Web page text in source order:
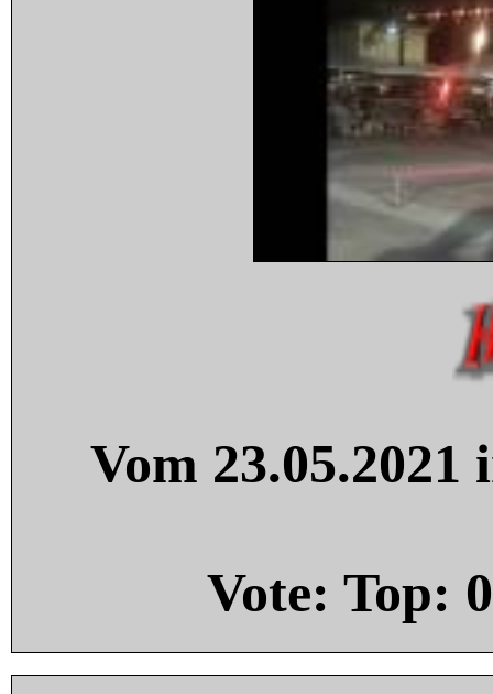
Vom
Vote: Top: 0